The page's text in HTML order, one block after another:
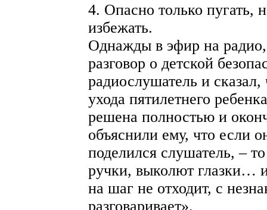
4. Опасно только пугать,
избежать.
Однажды в эфир на
разговор о детской
радиослушатель и
ухода пятилетнего
решена полностью и
объяснили ему, что если
поделился слушатель, –
ручки, выколют глазки…
на шаг не отходит, с
разговаривает».